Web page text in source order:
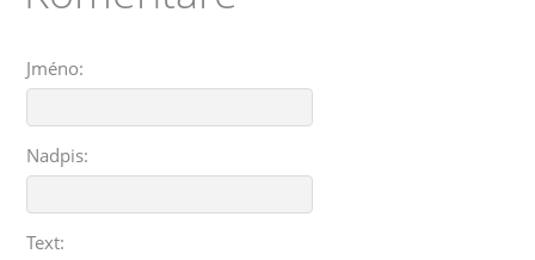
Jméno:
Nadpis:
Text: